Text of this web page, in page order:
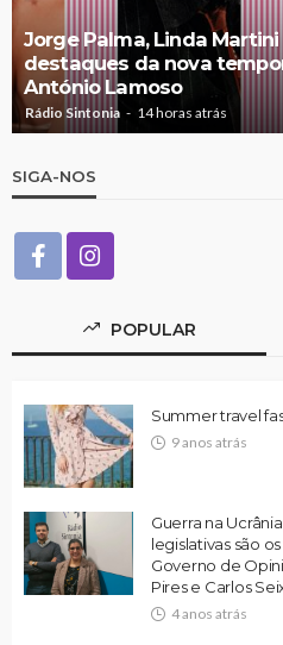
Jorge Palma, Linda
destaques da nova
António Lamoso
Rádio Sintonia 14 horas atrás
SIGA-NOS
POPULAR
Summer travel
9 anos atrás
Guerra na
legislativas são
Governo de
Pires e Carlos
4 anos atrás